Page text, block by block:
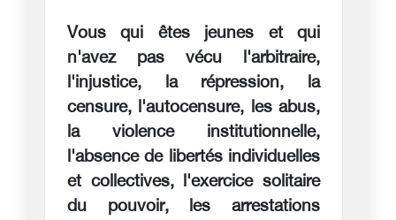
Vous qui êtes jeunes et qui
n'avez pas vécu l'arbitraire,
l'injustice, la répression, la
censure, l'autocensure, les abus,
la violence institutionnelle,
l'absence de libertés individuelles
et collectives, l'exercice solitaire
du pouvoir, les arrestations